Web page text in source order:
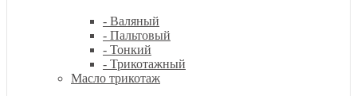
- Валяный
- Пальтовый
- Тонкий
- Трикотажный
Масло трикотаж